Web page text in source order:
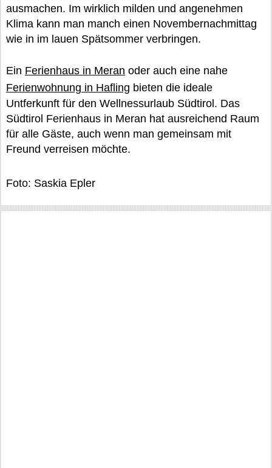
ausmachen. Im wirklich milden und angenehmen
Klima kann man manch einen Novembernachmittag
wie in im lauen Spätsommer verbringen.
Ein Ferienhaus in Meran oder auch eine nahe
Ferienwohnung in Hafling bieten die ideale
Untferkunft für den Wellnessurlaub Südtirol. Das
Südtirol Ferienhaus in Meran hat ausreichend Raum
für alle Gäste, auch wenn man gemeinsam mit
Freund verreisen möchte.
Foto: Saskia Epler